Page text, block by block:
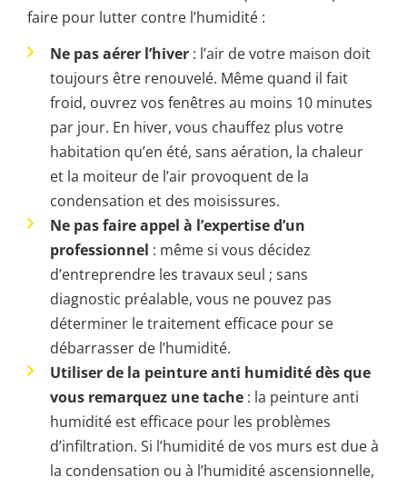
faire pour lutter contre l’humidité :
Ne pas aérer l’hiver : l’air de votre maison doit
toujours être renouvelé. Même quand il fait
froid, ouvrez vos fenêtres au moins 10 minutes
par jour. En hiver, vous chauffez plus votre
habitation qu’en été, sans aération, la chaleur
et la moiteur de l’air provoquent de la
condensation et des moisissures.
Ne pas faire appel à l’expertise d’un
professionnel : même si vous décidez
d’entreprendre les travaux seul ; sans
diagnostic préalable, vous ne pouvez pas
déterminer le traitement efficace pour se
débarrasser de l’humidité.
Utiliser de la peinture anti humidité dès que
vous remarquez une tache : la peinture anti
humidité est efficace pour les problèmes
d’infiltration. Si l’humidité de vos murs est due à
la condensation ou à l’humidité ascensionnelle,